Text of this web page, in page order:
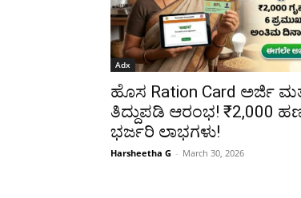
Adx
ಹೊಸ Ration Card ಅರ್ಜಿ
ತಿದ್ದುಪಡಿ ಆರಂಭ! ₹2,000
ಭರ್ಜರಿ ಲಾಭಗಳು!
Harsheetha G - March 30, 2026